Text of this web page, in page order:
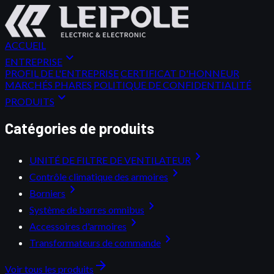
ACCUEIL
ENTREPRISE expand_more
PROFIL DE L'ENTREPRISECERTIFICAT D'HONNEUR
MARCHÉS PHARES POLITIQUE DE CONFIDENTIALITÉ
PRODUITS expand_more
Catégories de produits
UNITÉ DE FILTRE DE VENTILATEUR chevron_right
Contrôle climatique des armoires chevron_right
Borniers chevron_right
Système de barres omnibus chevron_right
Accessoires d'armoires chevron_right
Transformateurs de commande chevron_right
Voir tous les produits arrow_forward